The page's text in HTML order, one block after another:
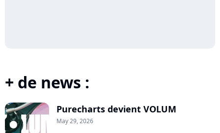
+ de news :
Purecharts devient VOLUM
May 29, 2026